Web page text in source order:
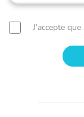
J’accepte